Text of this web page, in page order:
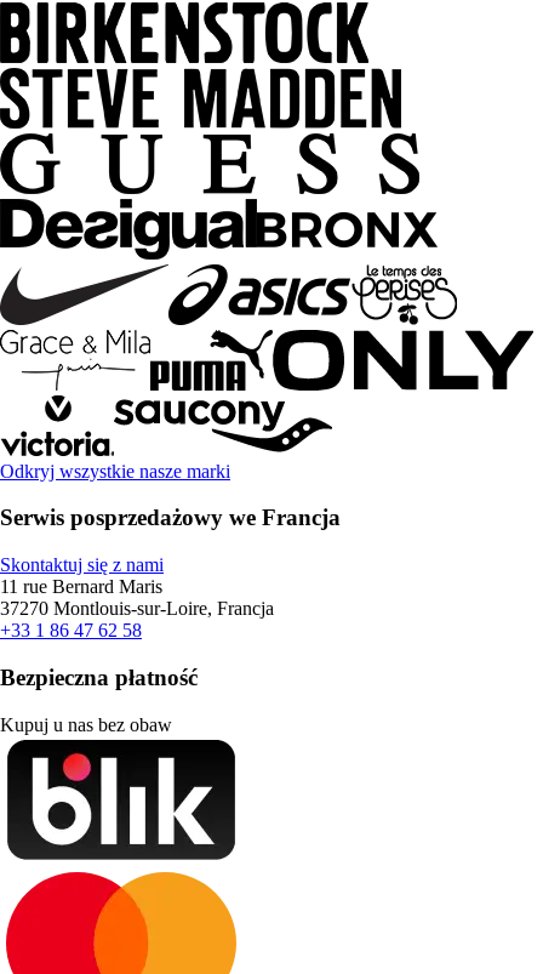
Odkryj wszystkie nasze marki
Serwis posprzedażowy we Francja
Skontaktuj się z nami
11 rue Bernard Maris
37270 Montlouis-sur-Loire, Francja
+33 1 86 47 62 58
Bezpieczna płatność
Kupuj u nas bez obaw